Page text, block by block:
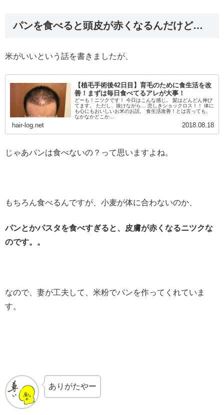
パンを食べると頭皮が赤くなるんだけど…
米がいいという話を書きましたが、
【植毛手術後42日目】育毛のために食生活を改
善！まずは毎日食べてるアレが大事！
どーも！ニツクです！ 今日はこんな感じ。 髪はどんどん伸び
てます。 ただし、抜けながら… 悲しきショックロス！！ 体に
も心にもおいしいお米のお話。 食生活改善！とは言っても、
なかなかどこか...
hair-log.net 2018.08.18
じゃあパンは食べないの？って思いますよね。
もちろん食べるんですが、小麦が体に合わないのか、
パンとかパスタを食べすぎると、皮膚が赤くなるニツクな
のです。。
なので、妻が工夫して、米粉でパンを作ってくれていま
す。
ありがたやー